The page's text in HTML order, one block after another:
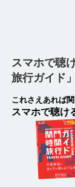
スマホで聴
旅行ガイド
これさえあれば
スマホで聴け